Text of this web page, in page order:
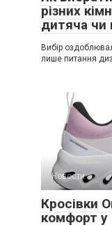
різних
дитяча чи
Вибір
лише питання
Новости
Кросівки
комфорт у